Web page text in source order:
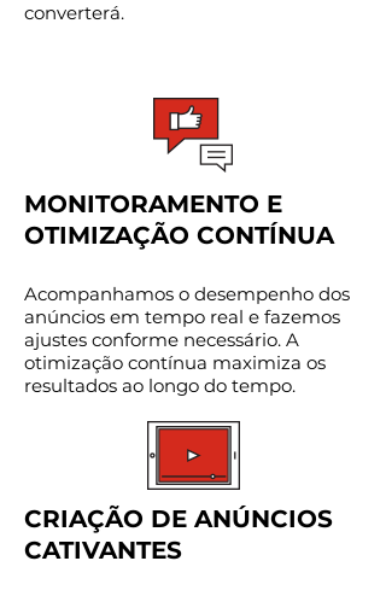
converterá.
MONITORAMENTO E
OTIMIZAÇÃO CONTÍNUA
Acompanhamos o desempenho dos
anúncios em tempo real e fazemos
ajustes conforme necessário. A
otimização contínua maximiza os
resultados ao longo do tempo.
CRIAÇÃO DE ANÚNCIOS
CATIVANTES